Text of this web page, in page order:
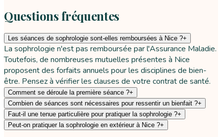
Questions fréquentes
Les séances de sophrologie sont-elles remboursées à Nice ?+
La sophrologie n'est pas remboursée par l'Assurance Maladie.
Toutefois, de nombreuses mutuelles présentes à Nice
proposent des forfaits annuels pour les disciplines de bien-
être. Pensez à vérifier les clauses de votre contrat de santé.
Comment se déroule la première séance ?+
Combien de séances sont nécessaires pour ressentir un bienfait ?+
Faut-il une tenue particulière pour pratiquer la sophrologie ?+
Peut-on pratiquer la sophrologie en extérieur à Nice ?+